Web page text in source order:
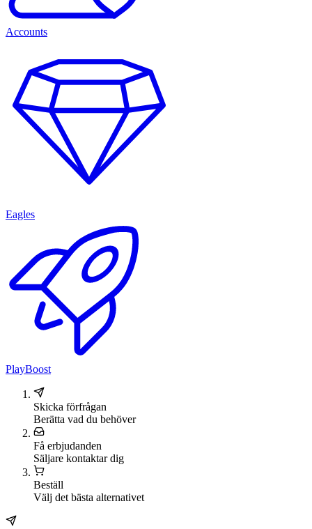
Accounts
Eagles
PlayBoost
Skicka förfrågan
Berätta vad du behöver
Få erbjudanden
Säljare kontaktar dig
Beställ
Välj det bästa alternativet